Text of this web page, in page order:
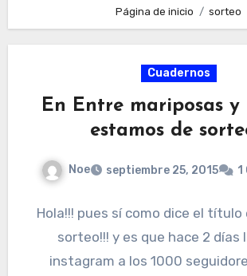
Página de inicio sorteo
Cuadernos
En Entre mariposas y
estamos de
Noe septiembre 25, 2015
Hola!!! pues sí como dice el
sorteo!!! y es que hace 2 días
instagram a los 1000